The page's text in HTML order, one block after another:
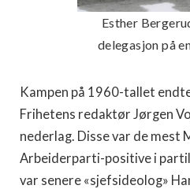
Esther
delegasjon på
Kampen på 1960-tallet
Frihetens redaktør Jørgen
nederlag. Disse var de mest
Arbeiderparti-positive i
var senere «sjefsideolog»